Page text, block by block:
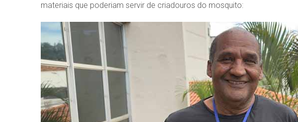
materiais que poderiam servir de criadouros do mosquito: